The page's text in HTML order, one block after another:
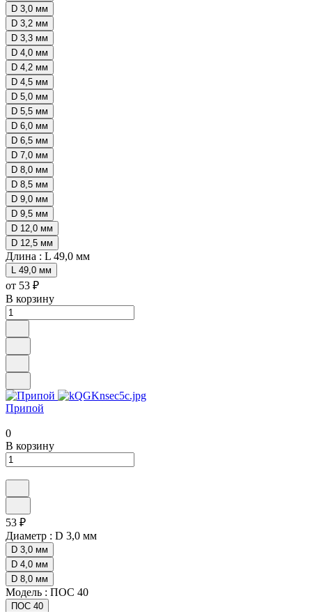
D 3,0 мм
D 3,2 мм
D 3,3 мм
D 4,0 мм
D 4,2 мм
D 4,5 мм
D 5,0 мм
D 5,5 мм
D 6,0 мм
D 6,5 мм
D 7,0 мм
D 8,0 мм
D 8,5 мм
D 9,0 мм
D 9,5 мм
D 12,0 мм
D 12,5 мм
Длина : L 49,0 мм
L 49,0 мм
от 53 ₽
В корзину
Припой
0
В корзину
53 ₽
Диаметр : D 3,0 мм
D 3,0 мм
D 4,0 мм
D 8,0 мм
Модель : ПОС 40
ПОС 40